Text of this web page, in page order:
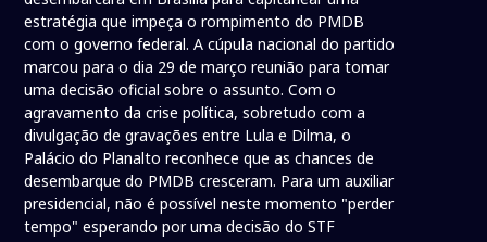
estratégia que impeça o rompimento do PMDB
com o governo federal. A cúpula nacional do partido
marcou para o dia 29 de março reunião para tomar
uma decisão oficial sobre o assunto. Com o
agravamento da crise política, sobretudo com a
divulgação de gravações entre Lula e Dilma, o
Palácio do Planalto reconhece que as chances de
desembarque do PMDB cresceram. Para um auxiliar
presidencial, não é possível neste momento "perder
tempo" esperando por uma decisão do STF